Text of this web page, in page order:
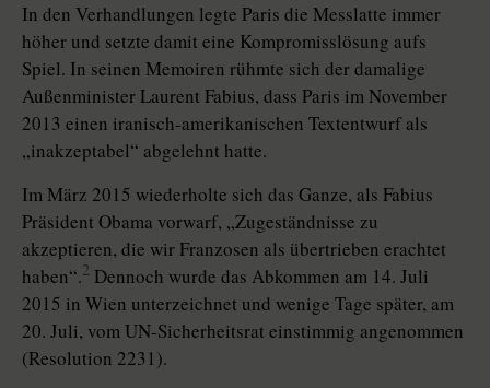
In den Verhandlungen legte Paris die Messlatte immer
höher und setzte damit eine Kompromisslösung aufs
Spiel. In seinen Memoiren rühmte sich der damalige
Außenminister Laurent Fabius, dass Paris im November
2013 einen iranisch-amerikanischen Text­entwurf als
„inakzeptabel“ abgelehnt hatte.
Im März 2015 wiederholte sich das Ganze, als Fabius
Präsident Obama vorwarf, „Zugeständnisse zu
akzeptieren, die wir Franzosen als übertrieben erachtet
haben“.2 Dennoch wurde das Abkommen am 14. Juli
2015 in Wien unterzeichnet und wenige Tage später, am
20. Juli, vom UN-Sicherheitsrat einstimmig angenommen
(Resolution 2231).